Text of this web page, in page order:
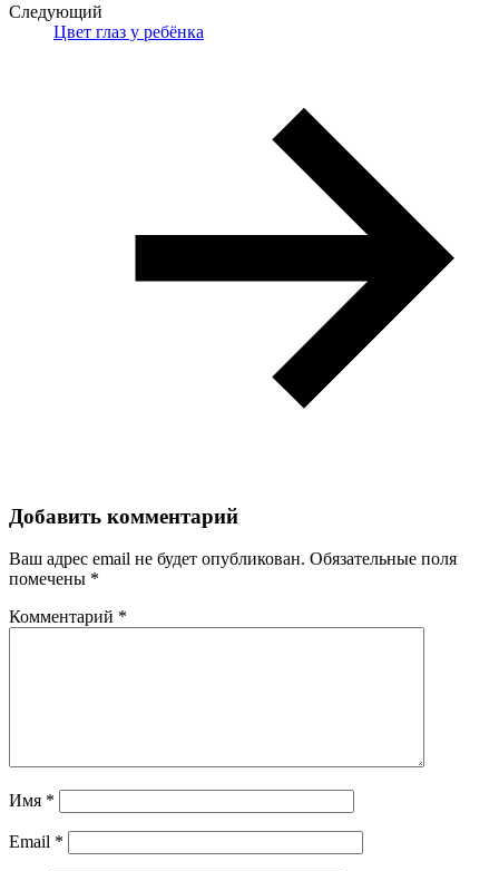
Следующий
Цвет глаз у ребёнка
Добавить комментарий
Ваш адрес email не будет опубликован. Обязательные поля
помечены *
Комментарий *
Имя *
Email *